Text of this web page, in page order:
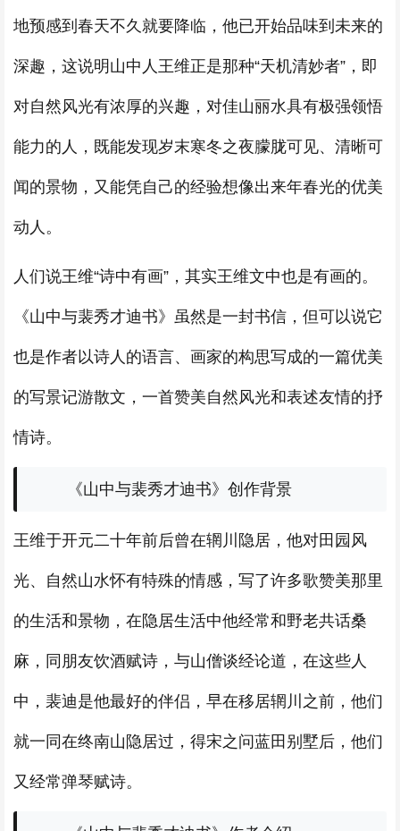
地预感到春天不久就要降临，他已开始品味到未来的
深趣，这说明山中人王维正是那种“天机清妙者”，即
对自然风光有浓厚的兴趣，对佳山丽水具有极强领悟
能力的人，既能发现岁末寒冬之夜朦胧可见、清晰可
闻的景物，又能凭自己的经验想像出来年春光的优美
动人。
人们说王维“诗中有画”，其实王维文中也是有画的。
《山中与裴秀才迪书》虽然是一封书信，但可以说它
也是作者以诗人的语言、画家的构思写成的一篇优美
的写景记游散文，一首赞美自然风光和表述友情的抒
情诗。
《山中与裴秀才迪书》创作背景
王维于开元二十年前后曾在辋川隐居，他对田园风
光、自然山水怀有特殊的情感，写了许多歌赞美那里
的生活和景物，在隐居生活中他经常和野老共话桑
麻，同朋友饮酒赋诗，与山僧谈经论道，在这些人
中，裴迪是他最好的伴侣，早在移居辋川之前，他们
就一同在终南山隐居过，得宋之问蓝田别墅后，他们
又经常弹琴赋诗。